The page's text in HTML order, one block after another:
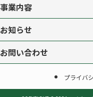
事業内容
お知らせ
お問い合わせ
プライバ